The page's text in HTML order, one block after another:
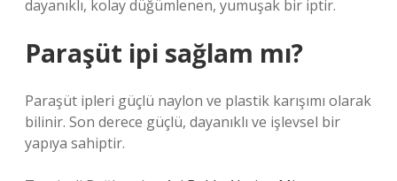
dayanıklı, kolay düğümlenen, yumuşak bir iptir.
Paraşüt ipi sağlam mı?
Paraşüt ipleri güçlü naylon ve plastik karışımı olarak
bilinir. Son derece güçlü, dayanıklı ve işlevsel bir
yapıya sahiptir.